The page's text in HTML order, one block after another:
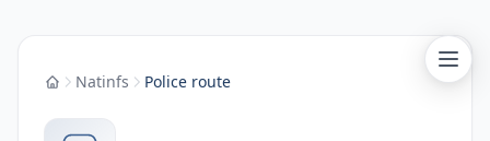
AccueilNatinfs Police route